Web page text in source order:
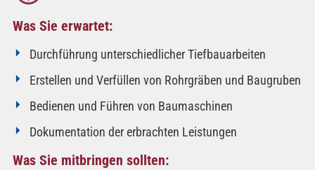
Was Sie erwartet:
Durchführung unterschiedlicher Tiefbauarbeiten
Erstellen und Verfüllen von Rohrgräben und Baugruben
Bedienen und Führen von Baumaschinen
Dokumentation der erbrachten Leistungen
Was Sie mitbringen sollten: